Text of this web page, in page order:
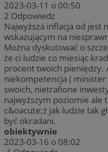
2023-03-11 o 00:50
2 Odpowiedz
Najwyższa inflacja od jest
wskazującym na
Można dyskutować o
że ci ludzie co miesiąc
procent twoich pieniędzy.
niekompetencja (
swoich, nietrafione
najwyższym poziomie ale
c&oacute;ż jak ludzie tak
być okradani.
obiektywnie
2023-03-16 o 08:02